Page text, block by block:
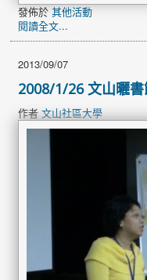
發佈於 其他活動
閱讀全文...
2013/09/07
2008/1/26 文山曬書
作者文山社區大學